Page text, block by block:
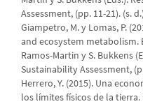
Assessment, (pp. 11-21). (s.
Giampetro, M. y Lomas, P.
and ecosystem metabolism.
Ramos-Martin y S. Bukkens
Sustainability Assessment,
Herrero, Y. (2015). Una
los límites físicos de la tierra.